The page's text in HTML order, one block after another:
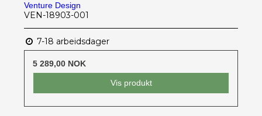
Venture Design
VEN-18903-001
7-18 arbeidsdager
5 289,00 NOK
Vis produkt